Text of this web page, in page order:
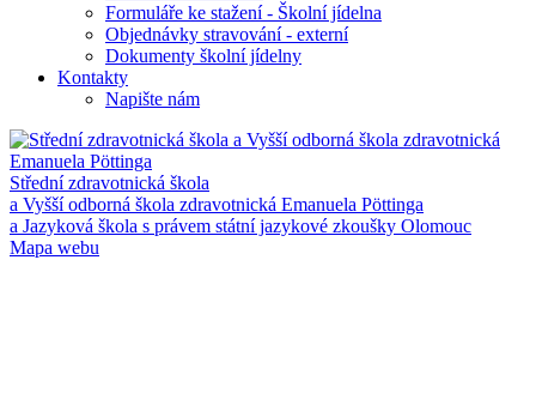
Formuláře ke stažení - Školní jídelna
Objednávky stravování - externí
Dokumenty školní jídelny
Kontakty
Napište nám
Střední zdravotnická škola
a Vyšší odborná škola zdravotnická Emanuela Pöttinga
a Jazyková škola s právem státní jazykové zkoušky Olomouc
Mapa webu